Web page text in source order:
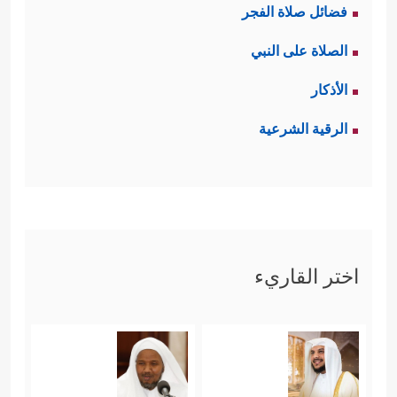
بِغَیۡرِ حَقࣲّ﴾
مَرۡیَمَ﴾
یُؤۡمِنُونَ بِمَاۤ أُنزِلَ إِلَیۡكَ وَمَاۤ أُنزِلَ مِن قَبۡلِكَۚ﴾
للكفر؛ حيث قالوا في عيسى ما يرفعه
إلى مقام الألوهية
فضائل صلاة الفجر
الصلاة على النبي
الأذكار
الرقية الشرعية
اختر القاريء